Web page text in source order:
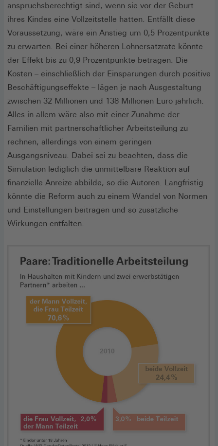
anspruchsberechtigt sind, wenn sie vor der Geburt
ihres Kindes eine Vollzeitstelle hatten. Entfällt diese
Voraussetzung, wäre ein Anstieg um 0,5 Prozentpunkte
zu erwarten. Bei einer höheren Lohnersatzrate könnte
der Effekt bis zu 0,9 Prozentpunkte betragen. Die
Kosten – einschließlich der Einsparungen durch positive
Beschäftigungseffekte – lägen je nach Ausgestaltung
zwischen 32 Millionen und 138 Millionen Euro jährlich.
Alles in allem wäre also mit einer Zunahme der
Familien mit partnerschaftlicher Arbeitsteilung zu
rechnen, allerdings von einem geringen
Ausgangsniveau. Dabei sei zu beachten, dass die
Simulation lediglich die unmittelbare Reaktion auf
finanzielle Anreize abbilde, so die Autoren. Langfristig
könnte die Reform auch zu einem Wandel von Normen
und Einstellungen beitragen und so zusätzliche
Wirkungen entfalten.